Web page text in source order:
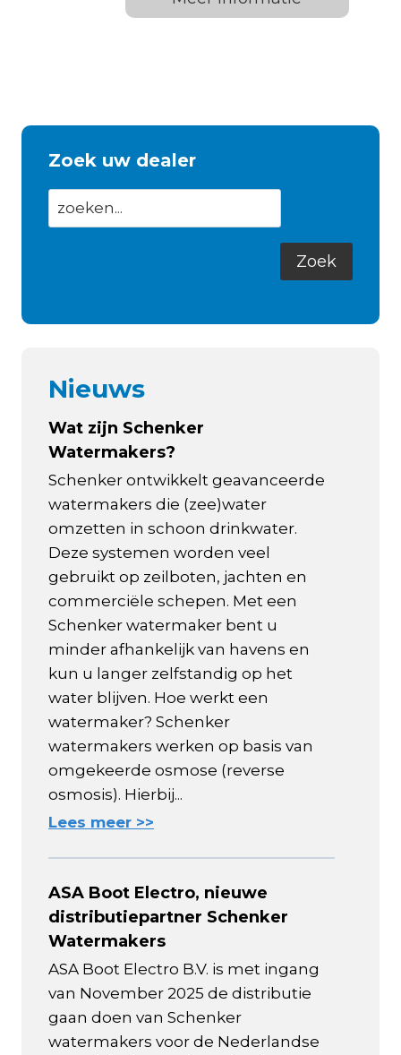
Zoek uw dealer
Nieuws
Wat zijn Schenker
Watermakers?
Schenker ontwikkelt geavanceerde
watermakers die (zee)water
omzetten in schoon drinkwater.
Deze systemen worden veel
gebruikt op zeilboten, jachten en
commerciële schepen. Met een
Schenker watermaker bent u
minder afhankelijk van havens en
kun u langer zelfstandig op het
water blijven. Hoe werkt een
watermaker? Schenker
watermakers werken op basis van
omgekeerde osmose (reverse
osmosis). Hierbij...
Lees meer >>
ASA Boot Electro, nieuwe
distributiepartner Schenker
Watermakers
ASA Boot Electro B.V. is met ingang
van November 2025 de distributie
gaan doen van Schenker
watermakers voor de Nederlandse